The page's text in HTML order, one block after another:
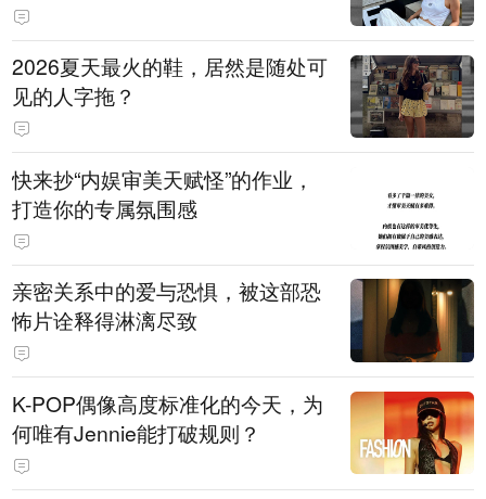
2026夏天最火的鞋，居然是随处可
见的人字拖？
快来抄“内娱审美天赋怪”的作业，
打造你的专属氛围感
亲密关系中的爱与恐惧，被这部恐
怖片诠释得淋漓尽致
K-POP偶像高度标准化的今天，为
何唯有Jennie能打破规则？